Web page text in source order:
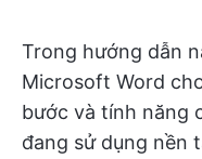
Trong hướng dẫn
Microsoft Word
bước và tính năng
đang sử dụng nền